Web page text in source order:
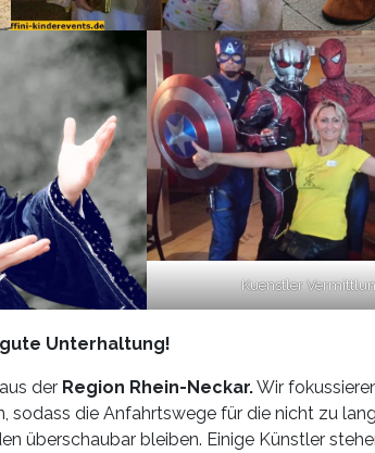
Kuenstler
Unterhaltung!
derRegion Rhein-Neckar.Wir
sodass die Anfahrtswege für die nicht zu
überschaubar bleiben. Einige Künstler